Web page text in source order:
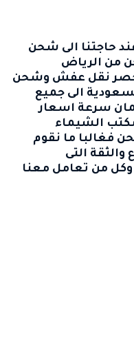
حاجتنا الى شحن
من الرياض
نقل عفش وشحن
الى جميع
سرعة اسعار
الشيماء
فغالبا ما نقوم
التى
وكل من تعامل معنا